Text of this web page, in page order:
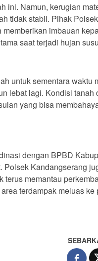
ini. Namun, kerugian
tidak stabil. Pihak Polsek
imbauan
saat terjadi hujan
untuk sementara waktu
lebat lagi. Kondisi tanah
yang bisa
dengan BPBD
Polsek Kandangserang
memantau
terdampak meluas ke